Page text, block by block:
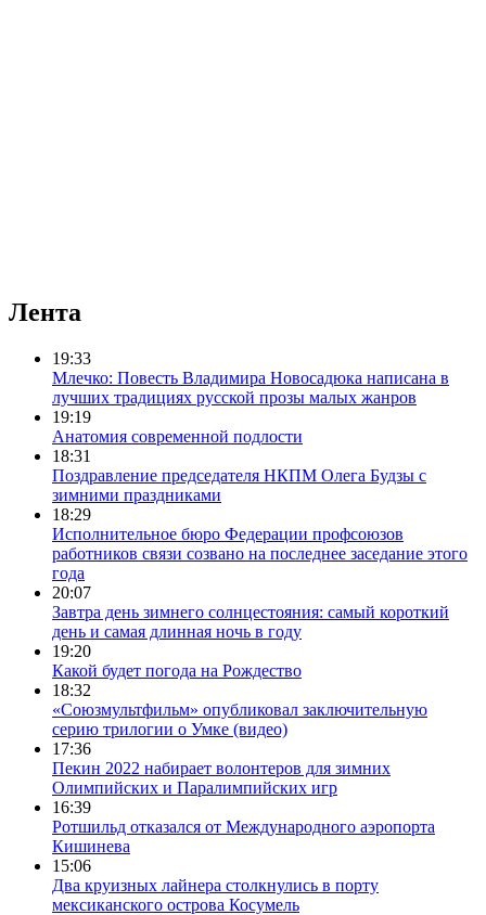
Лента
19:33
Млечко: Повесть Владимира Новосадюка написана в
лучших традициях русской прозы малых жанров
19:19
Анатомия современной подлости
18:31
Поздравление председателя НКПМ Олега Будзы с
зимними праздниками
18:29
Исполнительное бюро Федерации профсоюзов
работников связи созвано на последнее заседание этого
года
20:07
Завтра день зимнего солнцестояния: самый короткий
день и самая длинная ночь в году
19:20
Какой будет погода на Рождество
18:32
«Союзмультфильм» опубликовал заключительную
серию трилогии о Умке (видео)
17:36
Пекин 2022 набирает волонтеров для зимних
Олимпийских и Паралимпийских игр
16:39
Ротшильд отказался от Международного аэропорта
Кишинева
15:06
Два круизных лайнера столкнулись в порту
мексиканского острова Косумель